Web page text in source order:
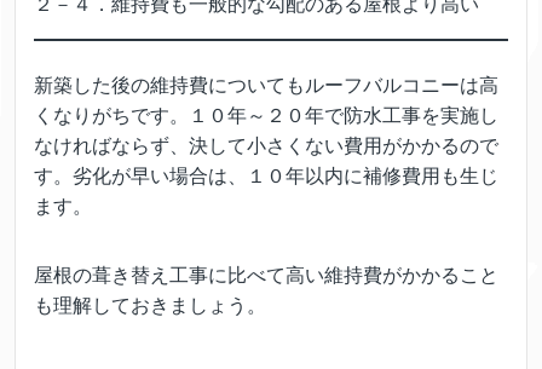
新築した後の維持費についてもルーフバルコニーは高
くなりがちです。１０年～２０年で防水工事を実施し
なければならず、決して小さくない費用がかかるので
す。劣化が早い場合は、１０年以内に補修費用も生じ
ます。
屋根の葺き替え工事に比べて高い維持費がかかること
も理解しておきましょう。